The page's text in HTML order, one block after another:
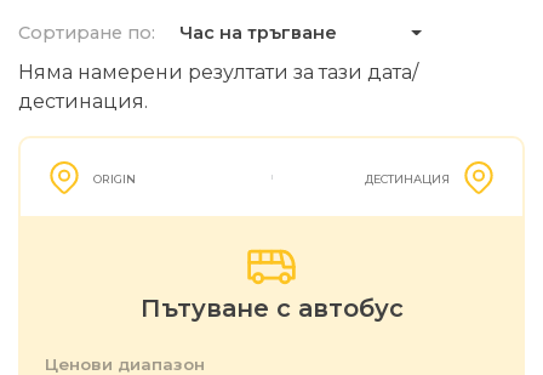
Сортиране по: Час на тръгване
Няма намерени резултати за тази дата/
дестинация.
ORIGIN ДЕСТИНАЦИЯ
Пътуване с автобус
Ценови диапазон